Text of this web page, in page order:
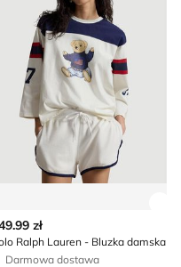
zł
Ralph Lauren - Bluzka damska
Darmowa dostawa